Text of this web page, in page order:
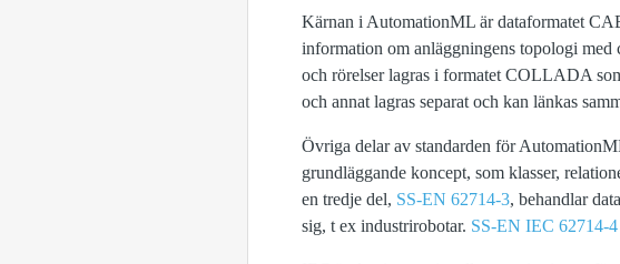
Kärnan i AutomationML är dataformatet
information om anläggningens topologi med
och rörelser lagras i formatet COLLADA
och annat lagras separat och kan länkas
Övriga delar av standarden för
grundläggande koncept, som klasser,
en tredje del, SS-EN 62714-3, behandlar
sig, t ex industrirobotar. SS-EN IEC 62714-4